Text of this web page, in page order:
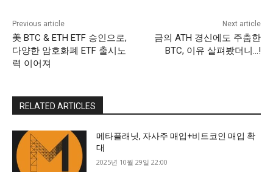
Previous article
美 BTC & ETH ETF 승인으로,
다양한 암호화폐 ETF 출시노
력 이어져
Next article
금의 ATH 경신에도 주춤한
BTC, 이유 살펴봤더니…!
RELATED ARTICLES
메타플래닛, 자사주 매입+비트코인 매입 확
대
2025년 10월 29일 22:00